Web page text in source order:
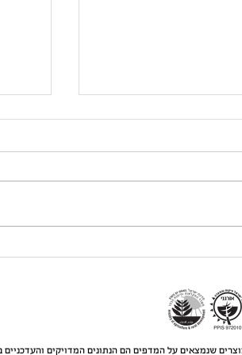
שנמצאים על המדפים הם הנתונים המדויקים והעדכניים